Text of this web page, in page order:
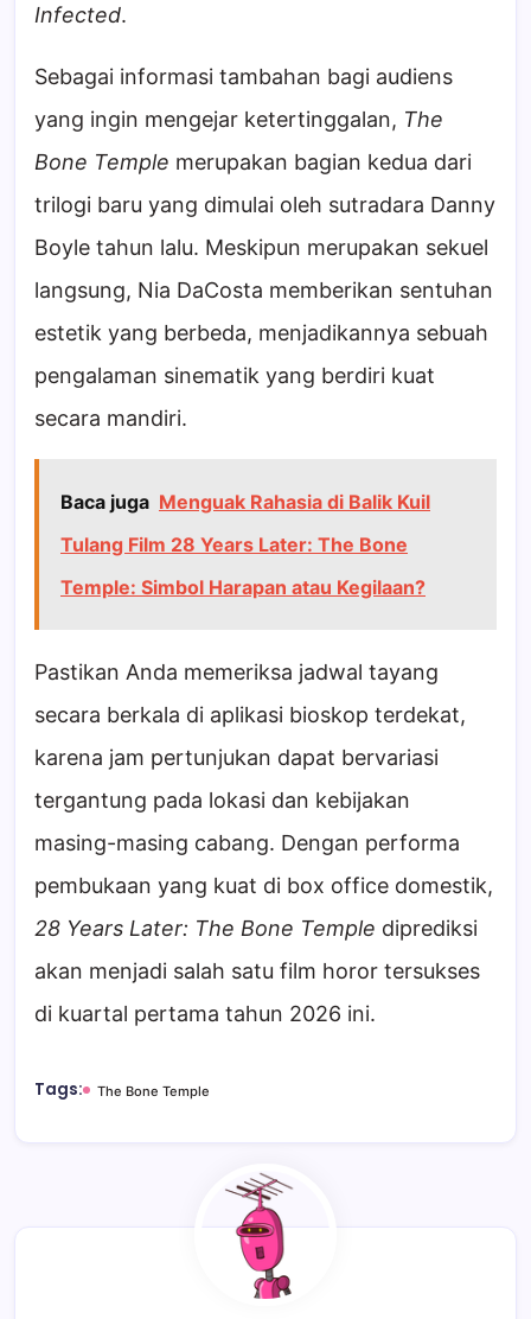
Infected.
Sebagai informasi tambahan bagi audiens
yang ingin mengejar ketertinggalan, The
Bone Temple merupakan bagian kedua dari
trilogi baru yang dimulai oleh sutradara Danny
Boyle tahun lalu. Meskipun merupakan sekuel
langsung, Nia DaCosta memberikan sentuhan
estetik yang berbeda, menjadikannya sebuah
pengalaman sinematik yang berdiri kuat
secara mandiri.
Baca juga Menguak Rahasia di Balik Kuil
Tulang Film 28 Years Later: The Bone
Temple: Simbol Harapan atau Kegilaan?
Pastikan Anda memeriksa jadwal tayang
secara berkala di aplikasi bioskop terdekat,
karena jam pertunjukan dapat bervariasi
tergantung pada lokasi dan kebijakan
masing-masing cabang. Dengan performa
pembukaan yang kuat di box office domestik,
28 Years Later: The Bone Temple diprediksi
akan menjadi salah satu film horor tersukses
di kuartal pertama tahun 2026 ini.
Tags: The Bone Temple